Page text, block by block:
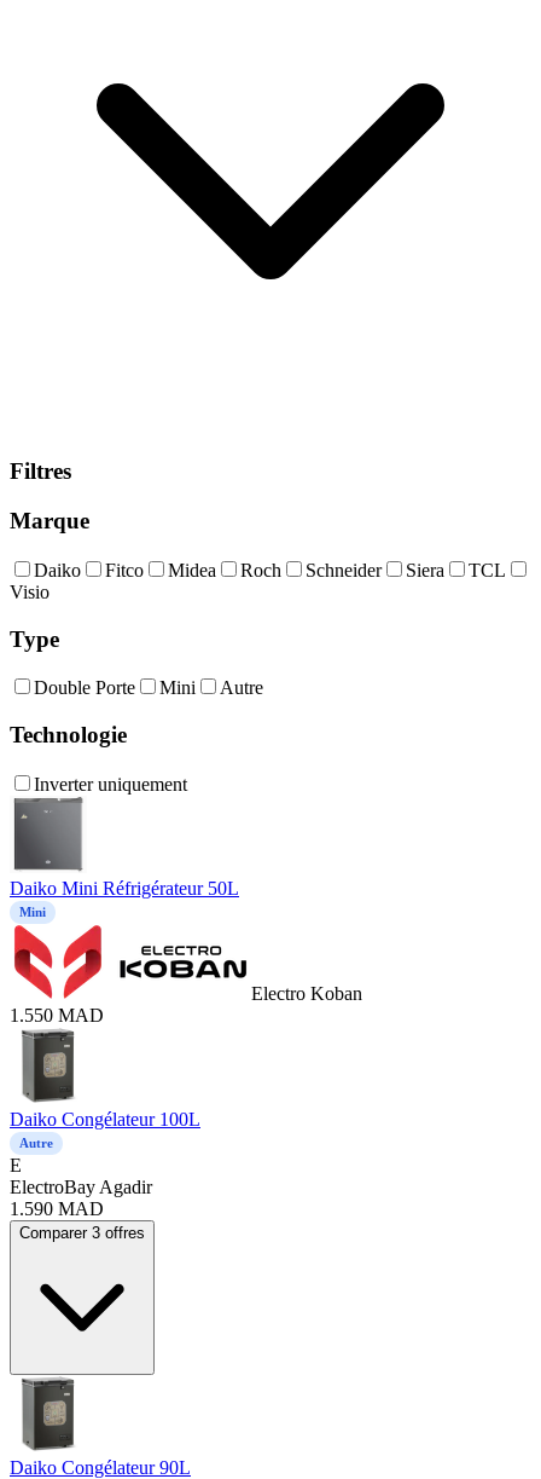
Filtres
Marque
Daiko Fitco Midea Roch Schneider Siera
TCL
Visio
Type
Double Porte Mini Autre
Technologie
Inverter uniquement
Daiko Mini Réfrigérateur 50L
Mini
Electro Koban
1.550 MAD
Daiko Congélateur 100L
Autre
E
ElectroBay Agadir
1.590 MAD
Comparer 3 offres
Daiko Congélateur 90L